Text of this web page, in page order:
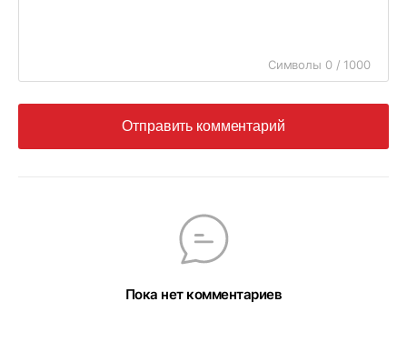
Символы 0 / 1000
Отправить комментарий
Пока нет комментариев